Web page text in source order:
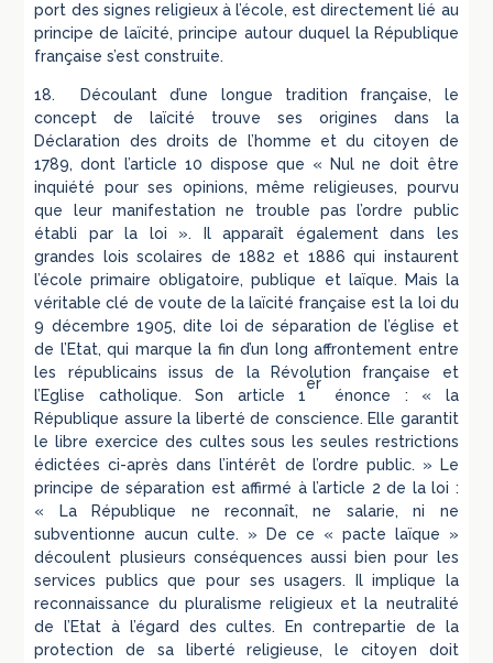
port des signes religieux à l’école, est directement lié au
principe de laïcité, principe autour duquel la République
française s’est construite.
18. Découlant d’une longue tradition française, le
concept de laïcité trouve ses origines dans la
Déclaration des droits de l’homme et du citoyen de
1789, dont l’article 10 dispose que « Nul ne doit être
inquiété pour ses opinions, même religieuses, pourvu
que leur manifestation ne trouble pas l’ordre public
établi par la loi ». Il apparaît également dans les
grandes lois scolaires de 1882 et 1886 qui instaurent
l’école primaire obligatoire, publique et laïque. Mais la
véritable clé de voute de la laïcité française est la loi du
9 décembre 1905, dite loi de séparation de l’église et
de l’Etat, qui marque la fin d’un long affrontement entre
les républicains issus de la Révolution française et
l’Eglise catholique. Son article 1
er
énonce : « la
République assure la liberté de conscience. Elle garantit
le libre exercice des cultes sous les seules restrictions
édictées ci-après dans l’intérêt de l’ordre public. » Le
principe de séparation est affirmé à l’article 2 de la loi :
« La République ne reconnaît, ne salarie, ni ne
subventionne aucun culte. » De ce « pacte laïque »
découlent plusieurs conséquences aussi bien pour les
services publics que pour ses usagers. Il implique la
reconnaissance du pluralisme religieux et la neutralité
de l’Etat à l’égard des cultes. En contrepartie de la
protection de sa liberté religieuse, le citoyen doit